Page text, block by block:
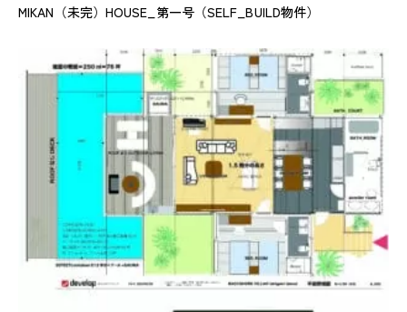
MIKAN（未完）HOUSE_第一号（SELF_BUILD物件）